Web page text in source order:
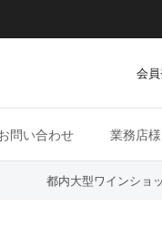
会
問い合わせ 業務店
都内大型ワインショ